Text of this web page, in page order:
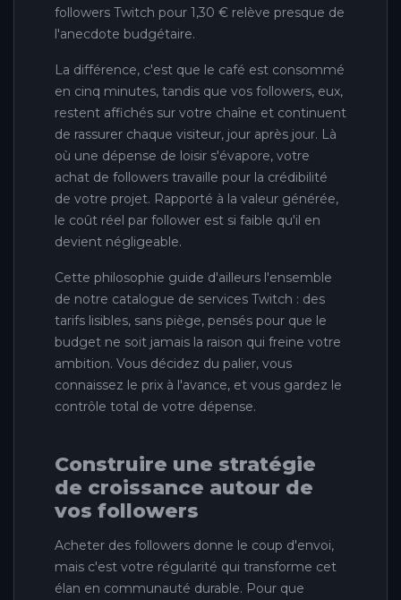
followers Twitch pour 1,30 € relève presque de
l'anecdote budgétaire.
La différence, c'est que le café est consommé
en cinq minutes, tandis que vos followers, eux,
restent affichés sur votre chaîne et continuent
de rassurer chaque visiteur, jour après jour. Là
où une dépense de loisir s'évapore, votre
achat de followers travaille pour la crédibilité
de votre projet. Rapporté à la valeur générée,
le coût réel par follower est si faible qu'il en
devient négligeable.
Cette philosophie guide d'ailleurs l'ensemble
de notre catalogue de services Twitch : des
tarifs lisibles, sans piège, pensés pour que le
budget ne soit jamais la raison qui freine votre
ambition. Vous décidez du palier, vous
connaissez le prix à l'avance, et vous gardez le
contrôle total de votre dépense.
Construire une stratégie
de croissance autour de
vos followers
Acheter des followers donne le coup d'envoi,
mais c'est votre régularité qui transforme cet
élan en communauté durable. Pour que